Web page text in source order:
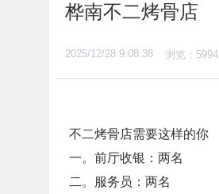
桦南不二烤骨店
2025/12/28 9:08:38 浏览：5994
不二烤骨店需要这样的你
一。前厅收银：两名
二。服务员：两名